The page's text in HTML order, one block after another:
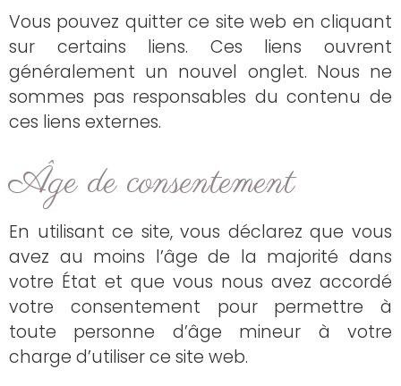
Vous pouvez quitter ce site web en cliquant
sur certains liens. Ces liens ouvrent
généralement un nouvel onglet. Nous ne
sommes pas responsables du contenu de
ces liens externes.
Âge de consentement
En utilisant ce site, vous déclarez que vous
avez au moins l’âge de la majorité dans
votre État et que vous nous avez accordé
votre consentement pour permettre à
toute personne d’âge mineur à votre
charge d’utiliser ce site web.